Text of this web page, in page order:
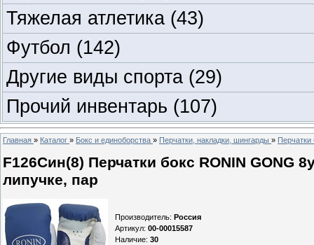
Тяжелая атлетика (43)
Футбол (142)
Другие виды спорта (29)
Прочий инвентарь (107)
Главная » Каталог » Бокс и единоборства » Перчатки, накладки, шингарды » Перчатки
F126Син(8) Перчатки бокc RONIN
липучке, пар
Производитель: Россия
Артикул: 00-00015587
Наличие: 30